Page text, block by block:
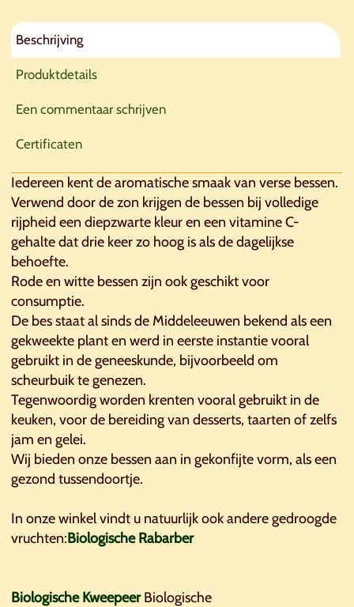
Beschrijving
Produktdetails
Een commentaar schrijven
Certificaten
Iedereen kent de aromatische smaak van verse bessen.
Verwend door de zon krijgen de bessen bij volledige
rijpheid een diepzwarte kleur en een vitamine C-
gehalte dat drie keer zo hoog is als de dagelijkse
behoefte.
Rode en witte bessen zijn ook geschikt voor
consumptie.
De bes staat al sinds de Middeleeuwen bekend als een
gekweekte plant en werd in eerste instantie vooral
gebruikt in de geneeskunde, bijvoorbeeld om
scheurbuik te genezen.
Tegenwoordig worden krenten vooral gebruikt in de
keuken, voor de bereiding van desserts, taarten of zelfs
jam en gelei.
Wij bieden onze bessen aan in gekonfijte vorm, als een
gezond tussendoortje.
In onze winkel vindt u natuurlijk ook andere gedroogde
vruchten:Biologische Rabarber
Biologische KweepeerBiologische